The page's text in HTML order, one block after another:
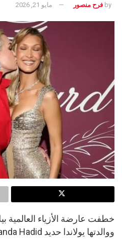
by فرح منصور مايو 21, 2026